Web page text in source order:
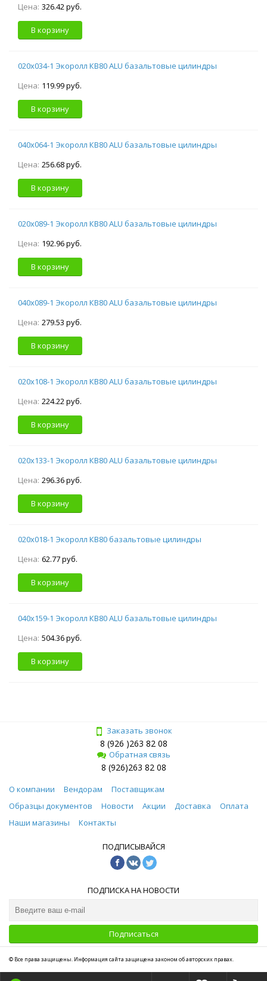
Цена: 326.42 руб.
В корзину
020х034-1 Экоролл КВ80 ALU базальтовые цилиндры
Цена: 119.99 руб.
В корзину
040х064-1 Экоролл КВ80 ALU базальтовые цилиндры
Цена: 256.68 руб.
В корзину
020х089-1 Экоролл КВ80 ALU базальтовые цилиндры
Цена: 192.96 руб.
В корзину
040х089-1 Экоролл КВ80 ALU базальтовые цилиндры
Цена: 279.53 руб.
В корзину
020х108-1 Экоролл КВ80 ALU базальтовые цилиндры
Цена: 224.22 руб.
В корзину
020х133-1 Экоролл КВ80 ALU базальтовые цилиндры
Цена: 296.36 руб.
В корзину
020х018-1 Экоролл КВ80 базальтовые цилиндры
Цена: 62.77 руб.
В корзину
040х159-1 Экоролл КВ80 ALU базальтовые цилиндры
Цена: 504.36 руб.
В корзину
Заказать звонок
8 (926 )263 82 08
Обратная связь
8 (926)263 82 08
О компании Вендорам
Поставщикам
Образцы документов
Новости Акции Доставка
Оплата
Наши магазины
Контакты
ПОДПИСЫВАЙСЯ
ПОДПИСКА НА НОВОСТИ
Подписаться
© Все права защищены. Информация сайта защищена законом об авторских правах.